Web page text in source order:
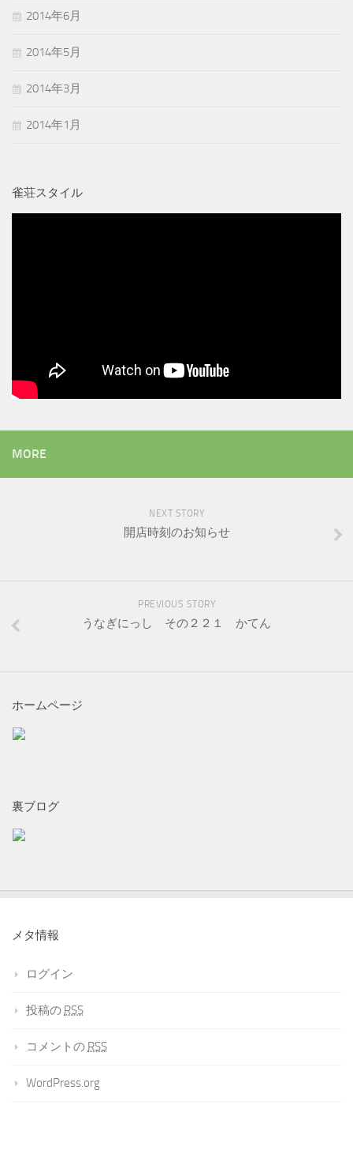
2014年6月
2014年5月
2014年3月
2014年1月
雀荘スタイル
MORE
NEXT STORY
開店時刻のお知らせ
PREVIOUS STORY
うなぎにっし その２２１ かてん
ホームページ
裏ブログ
メタ情報
ログイン
投稿の RSS
コメントの RSS
WordPress.org